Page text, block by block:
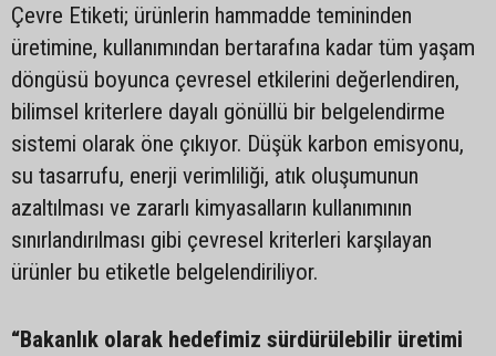
Çevre Etiketi; ürünlerin hammadde temininden
üretimine, kullanımından bertarafına kadar tüm yaşam
döngüsü boyunca çevresel etkilerini değerlendiren,
bilimsel kriterlere dayalı gönüllü bir belgelendirme
sistemi olarak öne çıkıyor. Düşük karbon emisyonu,
su tasarrufu, enerji verimliliği, atık oluşumunun
azaltılması ve zararlı kimyasalların kullanımının
sınırlandırılması gibi çevresel kriterleri karşılayan
ürünler bu etiketle belgelendiriliyor.
“Bakanlık olarak hedefimiz sürdürülebilir üretimi